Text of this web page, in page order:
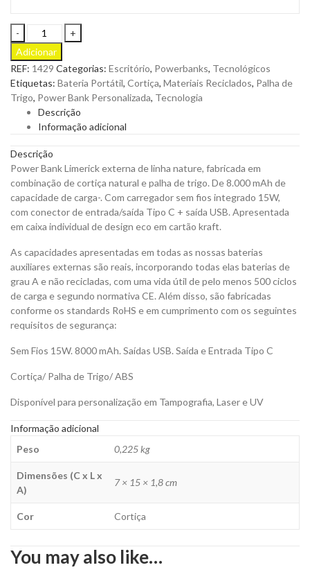
Power
Bank
Limerick
da
Linha
Natura,
Fabricada
em
de
Cortiça
Natural
e
Palha
de
Trigo
para
Personalizar
quantity
Adicionar
REF: 1429 Categorias: Escritório, Powerbanks, Tecnológicos
Etiquetas: Bateria Portátil, Cortiça, Materiais Reciclados, Palha de
Trigo, Power Bank Personalizada, Tecnologia
Descrição
Informação adicional
Descrição
Power Bank Limerick externa de linha nature, fabricada em
combinação de cortiça natural e palha de trigo. De 8.000 mAh de
capacidade de carga-. Com carregador sem fios integrado 15W,
com conector de entrada/saída Tipo C + saída USB. Apresentada
em caixa individual de design eco em cartão kraft.
As capacidades apresentadas em todas as nossas baterias
auxiliares externas são reais, incorporando todas elas baterias de
grau A e não recicladas, com uma vida útil de pelo menos 500 ciclos
de carga e segundo normativa CE. Além disso, são fabricadas
conforme os standards RoHS e em cumprimento com os seguintes
requisitos de segurança:
Sem Fios 15W. 8000 mAh. Saídas USB. Saída e Entrada Tipo C
Cortiça/ Palha de Trigo/ ABS
Disponível para personalização em Tampografia, Laser e UV
Informação adicional
Peso
0,225 kg
Dimensões (C x L x
A)
7 × 15 × 1,8 cm
Cor Cortiça
You may also like…